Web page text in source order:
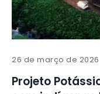
26 de março de 2026
Projeto